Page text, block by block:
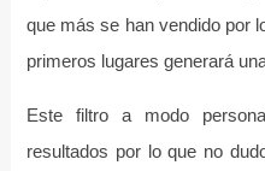
que más se han vendido por
primeros lugares generará
Este filtro a modo
resultados por lo que no